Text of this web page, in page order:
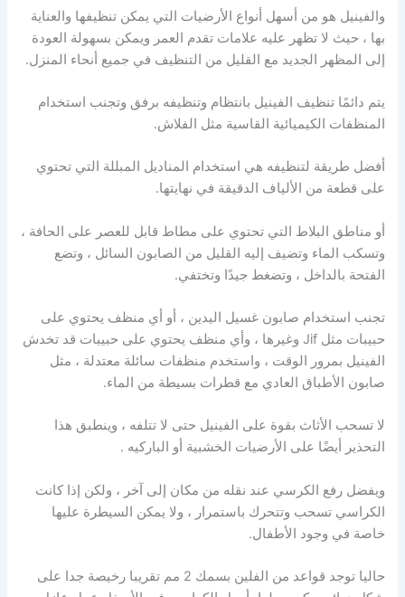
والفينيل هو من أسهل أنواع الأرضيات التي يمكن تنظيفها والعناية
بها ، حيث لا تظهر عليه علامات تقدم العمر ويمكن بسهولة العودة
إلى المظهر الجديد مع القليل من التنظيف في جميع أنحاء المنزل.
يتم دائمًا تنظيف الفينيل بانتظام وتنظيفه برفق وتجنب استخدام
المنظفات الكيميائية القاسية مثل الفلاش.
أفضل طريقة لتنظيفه هي استخدام المناديل المبللة التي تحتوي
على قطعة من الألياف الدقيقة في نهايتها.
أو مناطق البلاط التي تحتوي على مطاط قابل للعصر على الحافة ،
وتسكب الماء وتضيف إليه القليل من الصابون السائل ، وتضع
الفتحة بالداخل ، وتضغط جيدًا وتختفي.
تجنب استخدام صابون غسيل اليدين ، أو أي منظف يحتوي على
حبيبات مثل Jif وغيرها ، وأي منظف يحتوي على حبيبات قد تخدش
الفينيل بمرور الوقت ، واستخدم منظفات سائلة معتدلة ، مثل
صابون الأطباق العادي مع قطرات بسيطة من الماء.
لا تسحب الأثاث بقوة على الفينيل حتى لا تتلفه ، وينطبق هذا
التحذير أيضًا على الأرضيات الخشبية أو الباركيه .
ويفضل رفع الكرسي عند نقله من مكان إلى آخر ، ولكن إذا كانت
الكراسي تسحب وتتحرك باستمرار ، ولا يمكن السيطرة عليها
خاصة في وجود الأطفال.
حاليا توجد قواعد من الفلين بسمك 2 مم تقريبا رخيصة جدا على